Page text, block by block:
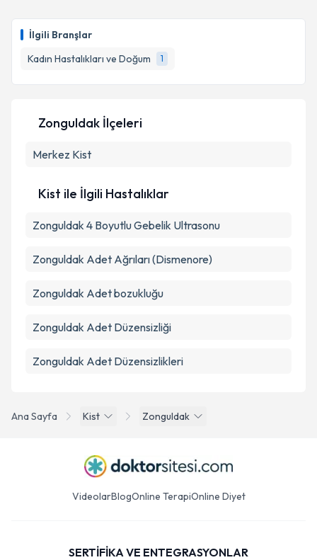
İlgili Branşlar
Kadın Hastalıkları ve Doğum
1
takvim hazırlandığında e-posta ile bilgilendireceğiz.
Metni
Ana Sayfa Kist Zonguldak
Zonguldak İlçeleri
Merkez Kist
Kist ile İlgili Hastalıklar
Zonguldak 4 Boyutlu Gebelik Ultrasonu
Zonguldak Adet Ağrıları (Dismenore)
Zonguldak Adet bozukluğu
Zonguldak Adet Düzensizliği
Zonguldak Adet Düzensizlikleri
VideolarBlogOnline TerapiOnline Diyet
SERTİFİKA VE ENTEGRASYONLAR